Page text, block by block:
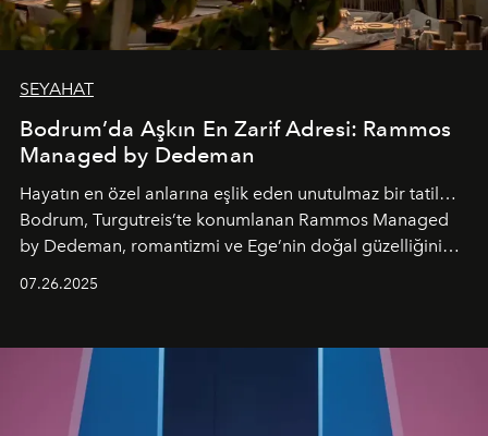
SEYAHAT
Bodrum’da Aşkın En Zarif Adresi: Rammos
Managed by Dedeman
Hayatın en özel anlarına eşlik eden unutulmaz bir tatil…
Bodrum, Turgutreis’te konumlanan Rammos Managed
by Dedeman, romantizmi ve Ege’nin doğal güzelliğini
07.26.2025